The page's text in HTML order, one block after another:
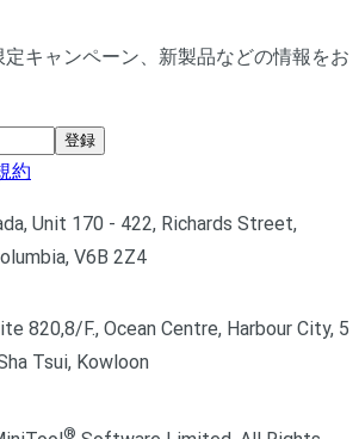
キャンペーン、新製品などの情報をお
登録
約
Unit 170 - 422, Richards Street,
V6B 2Z4
820,8/F., Ocean Centre, Harbour City, 5
Tsui, Kowloon
®